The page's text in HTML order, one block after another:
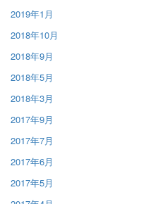
2019年1月
2018年10月
2018年9月
2018年5月
2018年3月
2017年9月
2017年7月
2017年6月
2017年5月